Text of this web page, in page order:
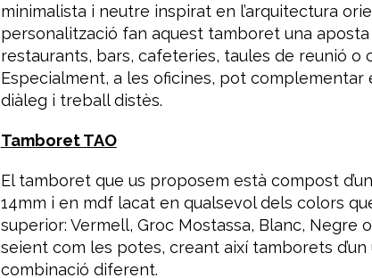
minimalista i neutre inspirat en l’arquitectura
personalització fan aquest tamboret una
restaurants, bars, cafeteries, taules de reunió o
Especialment, a les oficines, pot
diàleg i treball distès.
Tamboret TAO
El tamboret que us proposem està compost
14mm i en mdf lacat en qualsevol dels colors
superior: Vermell, Groc Mostassa, Blanc, Negre
seient com les potes, creant així tamborets
combinació diferent.